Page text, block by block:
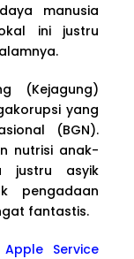
manusia
ini justru
(Kejagung)
yang
(BGN).
nutrisi anak-
justru asyik
pengadaan
fantastis.
Service